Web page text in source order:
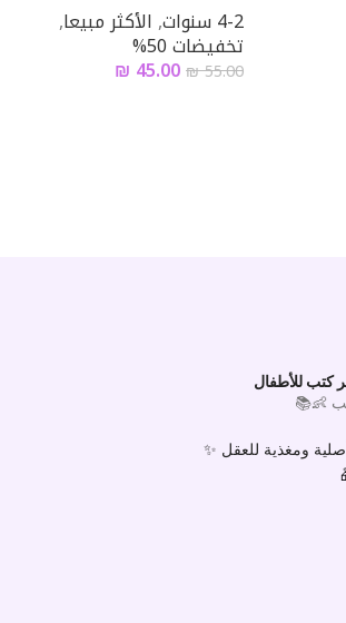
4-2 سنوات , الأكثر مبيعا,
تخفيضات 50%
₪55.00
₪ 45.00
كتب للأطفال
👶📚
ومغذية للعقل ✨